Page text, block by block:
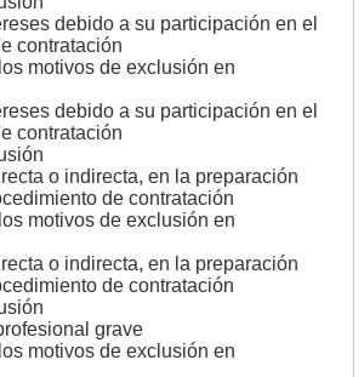
debido a su participación en el
contratación
motivos de exclusión en
debido a su participación en el
contratación
o indirecta, en la preparación
de contratación
motivos de exclusión en
o indirecta, en la preparación
de contratación
grave
motivos de exclusión en